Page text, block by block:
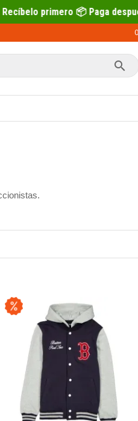
📦 Paga después con Sequra
